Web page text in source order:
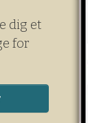
dig et
for